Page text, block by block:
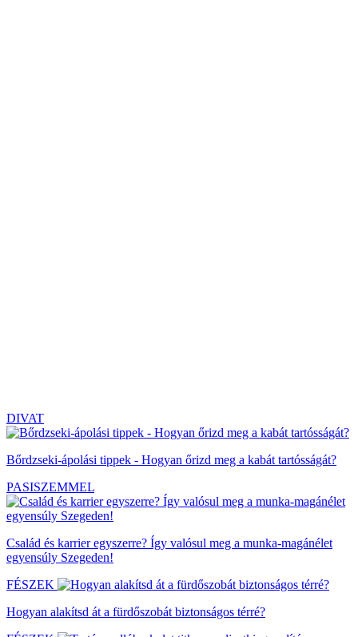
DIVAT
Bőrdzseki-ápolási tippek - Hogyan őrizd meg a kabát tartósságát?
PASISZEMMEL
Család és karrier egyszerre? Így valósul meg a munka-magánélet
egyensúly Szegeden!
FÉSZEK
Hogyan alakítsd át a fürdőszobát biztonságos térré?